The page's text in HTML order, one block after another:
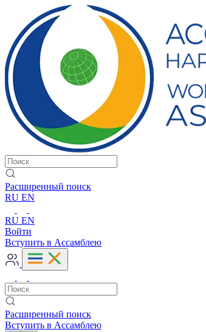
Расширенный поиск
RU EN
RU EN
Войти
Вступить в Ассамблею
Расширенный поиск
Вступить в Ассамблею